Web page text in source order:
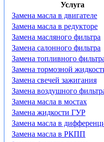
Услуга
Замена масла в двигателе
Замена масла в редукторе
Замена масляного фильтра
Замена салонного фильтра
Замена топливного
Замена тормозной
Замена свечей зажигания
Замена воздушного
Замена масла в мостах
Замена жидкости ГУР
Замена масла в
Замена масла в РКПП